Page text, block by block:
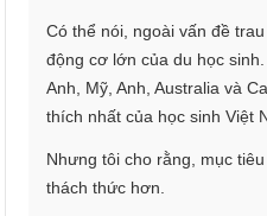
Có thể nói, ngoài vấn đề
động cơ lớn của du học
Anh, Mỹ, Anh, Australia và
thích nhất của học sinh Việt
Nhưng tôi cho rằng, mục
thách thức hơn.